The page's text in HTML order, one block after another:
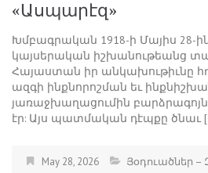
«Ասպարէզ»
Խմբագրական 1918-ի Մայիս 28-
կայսերական իշխանութեանց
Հայաստան իր անկախութիւնը
ազգի ինքնորոշման եւ
յառաջխաղացումին
էր: Այս պատմական դէպքը ծնաւ
May 28, 2026 Յօդուածներ –